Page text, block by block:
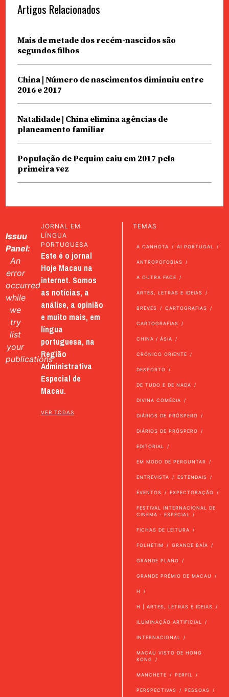
Artigos Relacionados
Mais de metade dos recém-nascidos são
segundos filhos
China | Número de nascimentos diminuiu entre
2016 e 2017
Natalidade | China elimina agências de
planeamento familiar
População de Pequim caiu em 2017 pela
primeira vez
Issuu
Panel:
An
error
occurred
while
we
try
list
your
publications
JORNAL EM
LÍNGUA
PORTUGUESA
Este é o jornal
Hoje Macau na
internet. Somos
as notícias, a
análise, a opinião
e muito mais, em
língua
portuguesa, na
Região
Administrativa
Especial de
Macau.
VER TODAS
TEMAS
A CANHOTA AI PORTUGAL
ANTROPOFOBIAS
A OUTRA FACE
ARTES, LETRAS E IDEIAS
BREVES CARTOGRAFIAS
CARTOGRAFIAS
CHINA / ÁSIA
CRÓNICO ORIENTE
DESPORTO
DE TUDO E DE NADA
DIVINA COMÉDIA
DIÁRIOS DE PRÓSPERO
DIÁRIOS DE PRÓSPERO
EDITORIAL
EM MODO DE PERGUNTAR
ENTREVISTA ESTENDAIS
EVENTOS EXPECTORAÇÃO
FESTIVAL INTERNACIONAL DE
CINEMA - ESPECIAL
FICHAS DE LEITURA
FOLHETIM GRANDE BAÍA
GRANDE PLANO
GRANDE PRÉMIO DE MACAU
H
H | ARTES, LETRAS E IDEIAS
ILUMINAÇÃO ARTIFICIAL
INTERNACIONAL
MACAU VISTO DE HONG
KONG
MANCHETE PERFIL
PERSPECTIVAS PESSOAS